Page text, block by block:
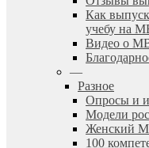
Как
учебу на
Видео о
—
Разное
Опросы и
Модели
Женский
100